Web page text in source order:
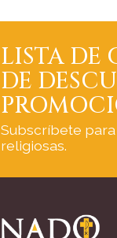
LISTA DE
DE
Subscríbete
religiosas.